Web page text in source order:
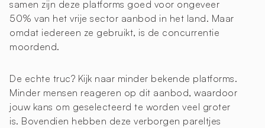
samen zijn deze platforms goed voor ongeveer
50% van het vrije sector aanbod in het land. Maar
omdat iedereen ze gebruikt, is de concurrentie
moordend.
De echte truc? Kijk naar minder bekende platforms.
Minder mensen reageren op dit aanbod, waardoor
jouw kans om geselecteerd te worden veel groter
is. Bovendien hebben deze verborgen pareltjes